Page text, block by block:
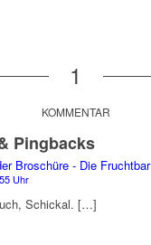
1
KOMMENTAR
Pingbacks
Broschüre - Die Fruchtbar
Uhr
Schickal. […]